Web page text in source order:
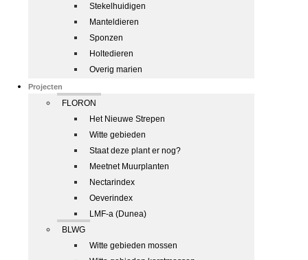
Stekelhuidigen
Manteldieren
Sponzen
Holtedieren
Overig marien
Projecten
FLORON
Het Nieuwe Strepen
Witte gebieden
Staat deze plant er nog?
Meetnet Muurplanten
Nectarindex
Oeverindex
LMF-a (Dunea)
BLWG
Witte gebieden mossen